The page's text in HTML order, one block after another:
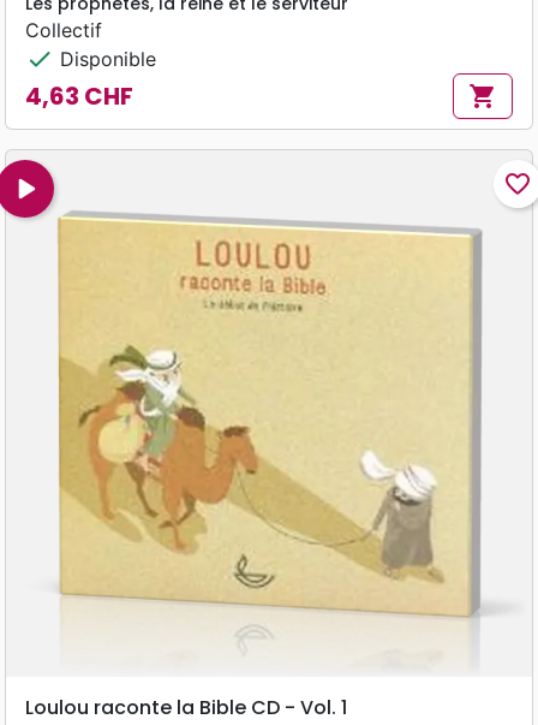
Collectif
check Disponible
Prix
4,63 CHF shopping_cart
play_arrow favorite_border
Loulou raconte la Bible CD - Vol. 1